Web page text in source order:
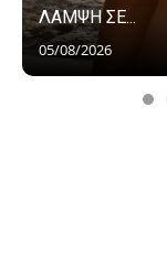
ΛΑΜΨΗ ΣΕ...
05/08/2026